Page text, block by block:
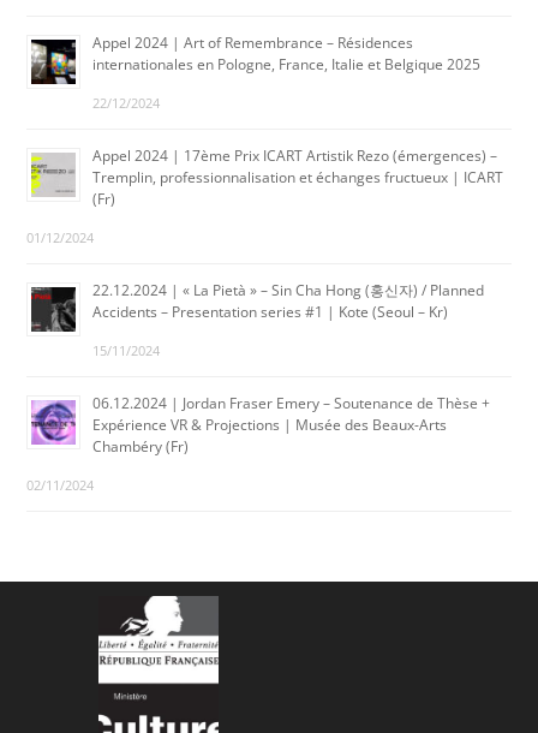
Appel 2024 | Art of Remembrance – Résidences
internationales en Pologne, France, Italie et Belgique 2025
22/12/2024
Appel 2024 | 17ème Prix ICART Artistik Rezo (émergences) –
Tremplin, professionnalisation et échanges fructueux | ICART
(Fr)
01/12/2024
22.12.2024 | « La Pietà » – Sin Cha Hong (홍신자) / Planned
Accidents – Presentation series #1 | Kote (Seoul – Kr)
15/11/2024
06.12.2024 | Jordan Fraser Emery – Soutenance de Thèse +
Expérience VR & Projections | Musée des Beaux-Arts
Chambéry (Fr)
02/11/2024